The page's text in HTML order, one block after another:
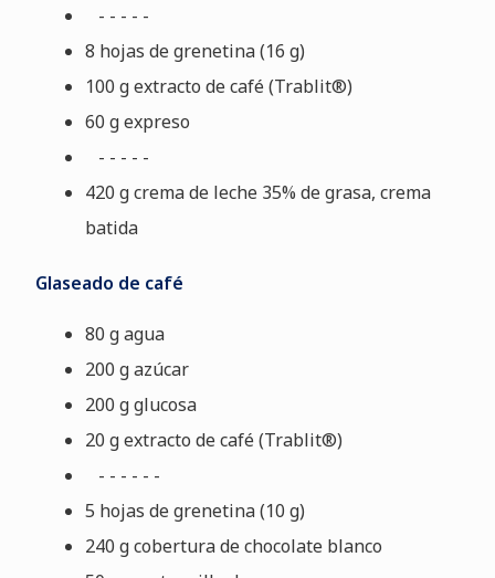
- - - - -
8 hojas de grenetina (16 g)
100 g extracto de café (Trablit®)
60 g expreso
- - - - -
420 g crema de leche 35% de grasa, crema
batida
Glaseado de café
80 g agua
200 g azúcar
200 g glucosa
20 g extracto de café (Trablit®)
- - - - - -
5 hojas de grenetina (10 g)
240 g cobertura de chocolate blanco